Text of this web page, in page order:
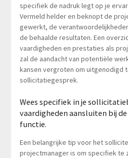
specifiek de nadruk legt op je
Vermeld helder en beknopt de
gewerkt, de
de behaalde resultaten. Een
vaardigheden en prestaties als
zal de aandacht van potentiële
kansen vergroten om uitgenodigd
sollicitatiegesprek.
Wees specifiek in je
vaardigheden aansluiten bij
functie.
Een belangrijke tip voor het
projectmanager is om specifiek te